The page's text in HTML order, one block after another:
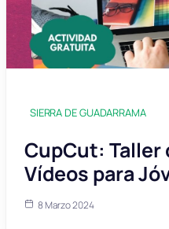
SIERRA DE GUADARRAMA
CupCut: Taller
Vídeos para
8 Marzo 2024